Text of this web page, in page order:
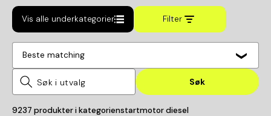
Vis alle underkategorier Filter
Beste matching
Søk
9237 produkter i kategorienstartmotor diesel